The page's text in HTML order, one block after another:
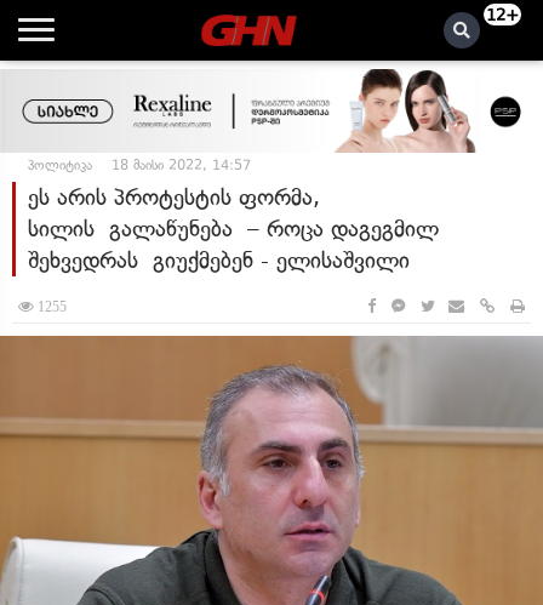
12+
პოლიტიკა 18 მაისი 2022, 14:57
ეს არის პროტესტის ფორმა,
სილის გალაწუნება – როცა დაგეგმილ
შეხვედრას გიუქმებენ - ელისაშვილი
1255